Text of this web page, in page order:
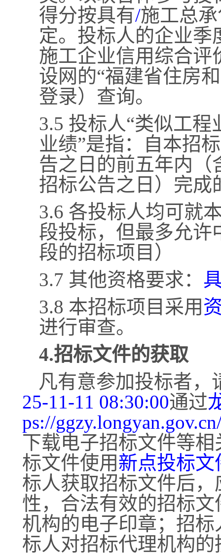
得分按具有/施工总
定。投标人的企业
施工企业信用综合评
设网的“福建省住房
登录）查询。
3.5 投标人“类似工程
业绩”是指：自本招
告之日的前五年内（
招标公告之日）完成
3.6 各投标人均可就
段投标，但最多允许
段的招标项目）
3.7 其他资格要求：
3.8 本招标项目采用
进行审查。
4.招标文件的获取
凡有意参加投标者，
25-11-11 08:30:00通过
ps://
下载电子招标文件等
标文件使用新点投标文
标人获取招标文件后
性，合法有效的招标
机构的电子印章；招
标人对招标代理机构的